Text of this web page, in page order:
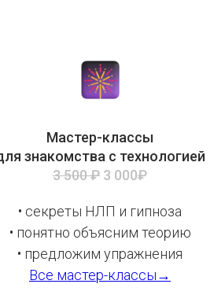
Мастер-классы
знакомства с технологией
3 500 ₽ 3 000₽
• секреты НЛП и гипноза
• понятно объясним теорию
• предложим упражнения
Все мастер-классы→